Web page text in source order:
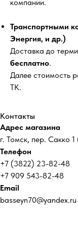
компании.
Транспортными
Энергия, и др.)
Доставка до
бесплатно.
Далее стоимость
ТК.
Контакты
Адрес магазина
г. Томск, пер. Сакко
Телефон
+7 (3822) 23-82-48
+7 909 543-82-48
Email
basseyn70@yandex.ru